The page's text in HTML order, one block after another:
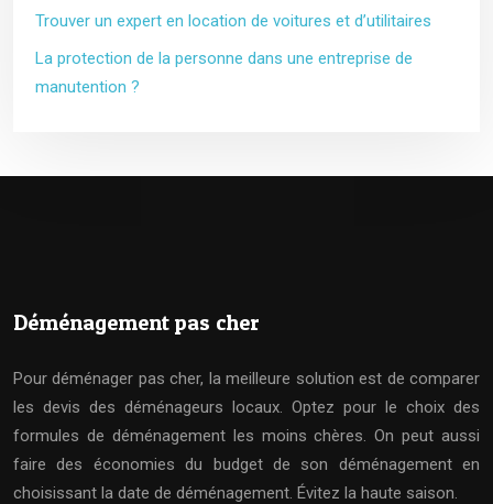
Trouver un expert en location de voitures et d’utilitaires
La protection de la personne dans une entreprise de
manutention ?
Déménagement pas cher
Pour déménager pas cher, la meilleure solution est de comparer
les devis des déménageurs locaux. Optez pour le choix des
formules de déménagement les moins chères. On peut aussi
faire des économies du budget de son déménagement en
choisissant la date de déménagement. Évitez la haute saison.